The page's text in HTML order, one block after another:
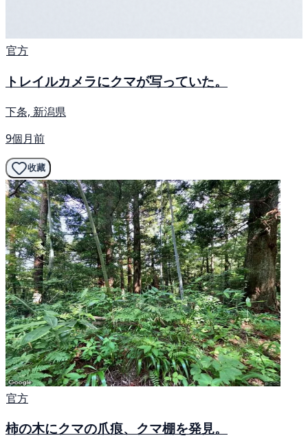
官方
トレイルカメラにクマが写っていた。
下条, 新潟県
9個月前
收藏
官方
柿の木にクマの爪痕、クマ棚を発見。